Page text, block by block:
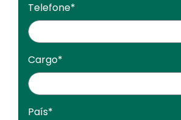
Telefone*
Cargo*
País*